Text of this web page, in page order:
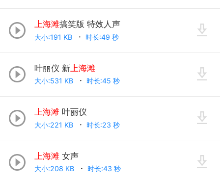
上海滩搞笑版 特效人声
大小:191 KB 时长:49 秒
叶丽仪 新上海滩
大小:531 KB 时长:45 秒
上海滩 叶丽仪
大小:221 KB 时长:23 秒
上海滩 女声
大小:208 KB 时长:43 秒